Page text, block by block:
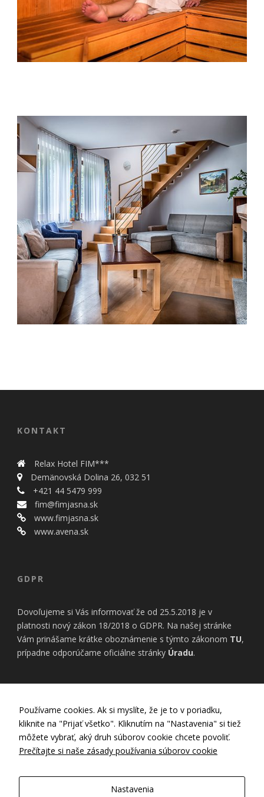
KONTAKT
Relax Hotel FIM***
Demänovská Dolina 26, 032 51
+421 44 5479 999
fim@fimjasna.sk
www.fimjasna.sk
www.avena.sk
GDPR
Dovoľujeme si Vás informovať že od 25.5.2018 je v
platnosti nový zákon 18/2018 o GDPR. Na našej stránke
Vám prinášame krátke oboznámenie s týmto zákonom TU,
prípadne odporúčame oficiálne stránky Úradu.
Nastavenia Cookies
Zásady používania cookies
Zásady ochrany osobných údajov
Všeobecné obchodné podmienky
Používame cookies. Ak si myslíte, že je to v poriadku,
kliknite na "Prijať všetko". Kliknutím na "Nastavenia" si tiež
môžete vybrať, aký druh súborov cookie chcete povoliť.
Prečítajte si naše zásady používania súborov cookie
Nastavenia